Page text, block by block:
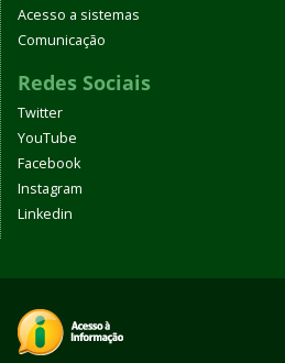
Acesso a sistemas
Comunicação
Redes Sociais
Twitter
YouTube
Facebook
Instagram
Linkedin